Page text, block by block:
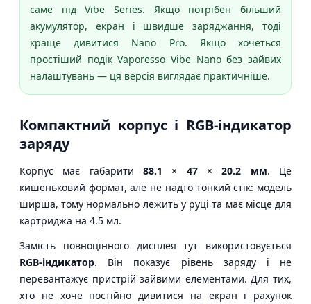
саме під Vibe Series. Якщо потрібен більший
акумулятор, екран і швидше заряджання, тоді
краще дивитися Nano Pro. Якщо хочеться
простіший подік Vaporesso Vibe Nano без зайвих
налаштувань — ця версія виглядає практичніше.
Компактний корпус і RGB-індикатор
заряду
Корпус має габарити 88.1 × 47 × 20.2 мм. Це
кишеньковий формат, але не надто тонкий стік: модель
ширша, тому нормально лежить у руці та має місце для
картриджа на 4.5 мл.
Замість повноцінного дисплея тут використовується
RGB-індикатор. Він показує рівень заряду і не
перевантажує пристрій зайвими елементами. Для тих,
хто не хоче постійно дивитися на екран і рахунок